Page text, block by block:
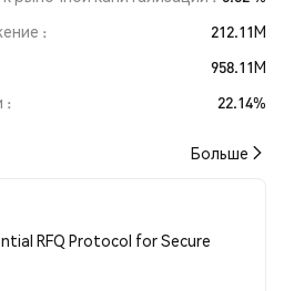
212.11M
958.11M
22.14%
Больше
RFQ Protocol for Secure